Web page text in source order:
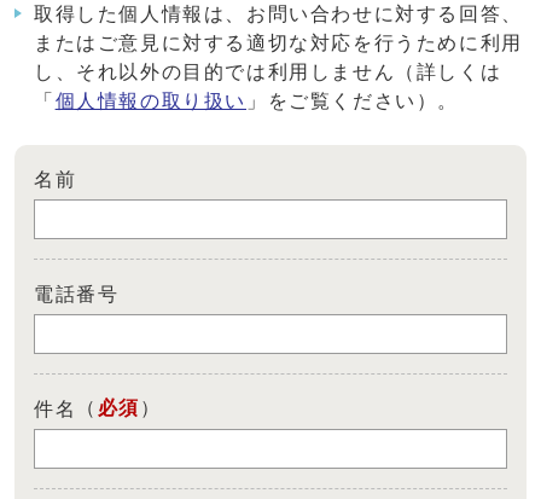
取得した個人情報は、お問い合わせに対する回答、
またはご意見に対する適切な対応を行うために利用
し、それ以外の目的では利用しません（詳しくは
「 個人情報の取り扱い 」をご覧ください）。
名前
電話番号
件名 （ 必須 ）